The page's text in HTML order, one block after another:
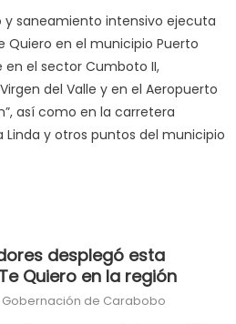
y saneamiento intensivo ejecuta
Quiero en el municipio Puerto
el sector Cumboto II,
del Valle y en el Aeropuerto
así como en la carretera
Linda y otros puntos del municipio
desplegó esta
Quiero en la región
Author
Gobernación de Carabobo